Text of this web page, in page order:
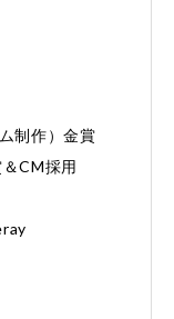
制作）金賞
CM採用